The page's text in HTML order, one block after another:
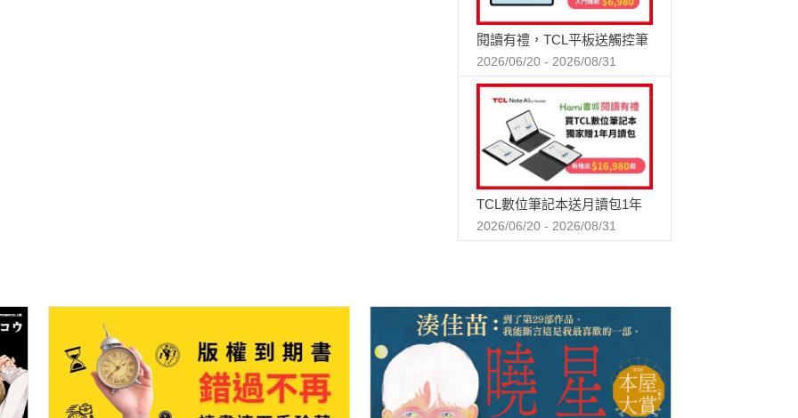
閱讀有禮，TCL平板送觸控筆
2026/06/20 - 2026/08/31
TCL數位筆記本送月讀包1年
2026/06/20 - 2026/08/31